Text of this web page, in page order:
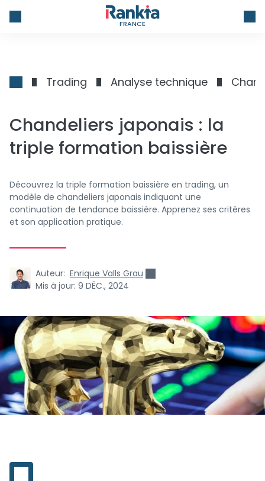
FRANCE
Trading Analyse technique
Chandeliers japonais : la
triple formation baissière
Découvrez la triple formation baissière en trading, un
modèle de chandeliers japonais indiquant une
continuation de tendance baissière. Apprenez ses critères
et son application pratique.
Auteur: Enrique Valls Grau
Mis à jour: 9 DÉC., 2024